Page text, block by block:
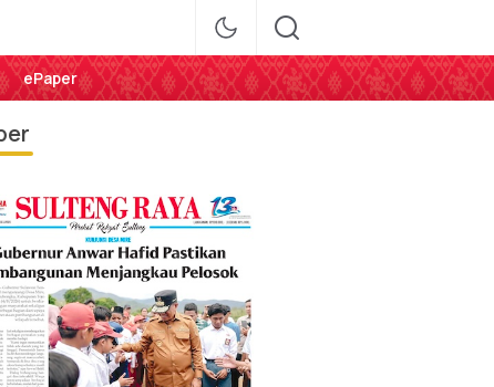
ePaper